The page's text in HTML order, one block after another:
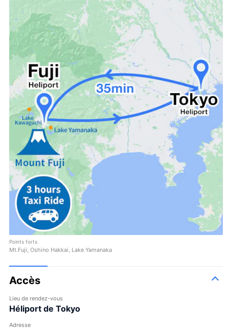
Points forts
Mt.Fuji, Oshino Hakkai, Lake Yamanaka
Accès
Lieu de rendez-vous
Héliport de Tokyo
Adresse